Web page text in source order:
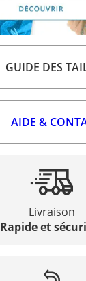
GUIDE DES
AIDE &
Livraison
Rapide et